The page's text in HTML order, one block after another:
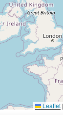
Leaflet |